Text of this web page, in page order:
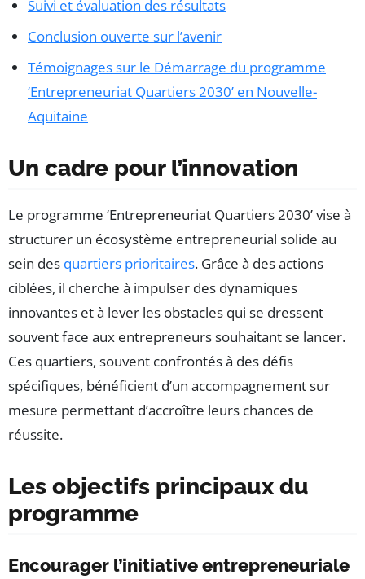
Suivi et évaluation des résultats
Conclusion ouverte sur l’avenir
Témoignages sur le Démarrage du programme
‘Entrepreneuriat Quartiers 2030’ en Nouvelle-
Aquitaine
Un cadre pour l’innovation
Le programme ‘Entrepreneuriat Quartiers 2030’ vise à
structurer un écosystème entrepreneurial solide au
sein des quartiers prioritaires. Grâce à des actions
ciblées, il cherche à impulser des dynamiques
innovantes et à lever les obstacles qui se dressent
souvent face aux entrepreneurs souhaitant se lancer.
Ces quartiers, souvent confrontés à des défis
spécifiques, bénéficient d’un accompagnement sur
mesure permettant d’accroître leurs chances de
réussite.
Les objectifs principaux du
programme
Encourager l’initiative entrepreneuriale